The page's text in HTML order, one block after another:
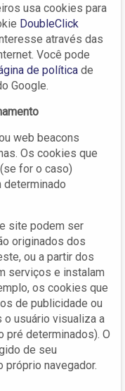
usa cookies para
DoubleClick
através das
Você pode
de política de
Google.
web beacons
Os cookies que
for o caso)
determinado
site podem ser
originados dos
ou a partir dos
serviços e instalam
os cookies que
de publicidade ou
usuário visualiza a
pré determinados). O
de seu
navegador.